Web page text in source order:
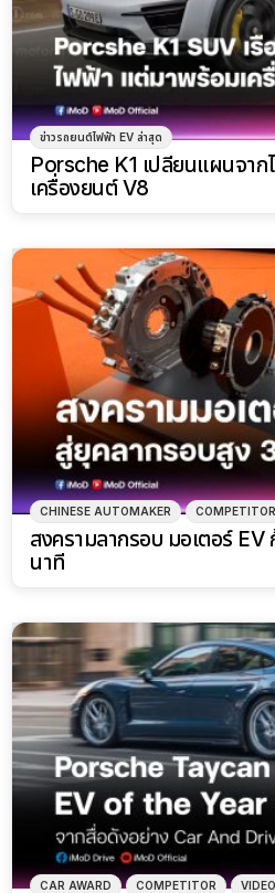
ข่าวรถยนต์ไฟฟ้า EV ล่าสุด
Porsche K1 เปลี่ยนแผนจาก
เครื่องยนต์ V8
CHINESE AUTOMAKER COMPETITOR
สงครามลากรอบ มอเตอร์
นาที
CAR AWARD COMPETITOR VIDEO